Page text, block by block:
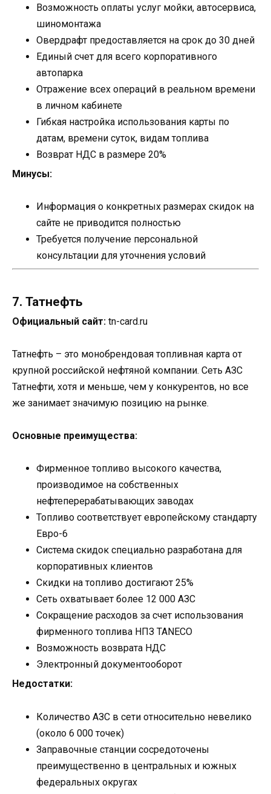
Возможность оплаты услуг мойки, автосервиса,
шиномонтажа
Овердрафт предоставляется на срок до 30 дней
Единый счет для всего корпоративного
автопарка
Отражение всех операций в реальном времени
в личном кабинете
Гибкая настройка использования карты по
датам, времени суток, видам топлива
Возврат НДС в размере 20%
Минусы:
Информация о конкретных размерах скидок на
сайте не приводится полностью
Требуется получение персональной
консультации для уточнения условий
7. Татнефть
Официальный сайт: tn-card.ru
Татнефть – это монобрендовая топливная карта от
крупной российской нефтяной компании. Сеть АЗС
Татнефти, хотя и меньше, чем у конкурентов, но все
же занимает значимую позицию на рынке.
Основные преимущества:
Фирменное топливо высокого качества,
производимое на собственных
нефтеперерабатывающих заводах
Топливо соответствует европейскому стандарту
Евро-6
Система скидок специально разработана для
корпоративных клиентов
Скидки на топливо достигают 25%
Сеть охватывает более 12 000 АЗС
Сокращение расходов за счет использования
фирменного топлива НПЗ TANECO
Возможность возврата НДС
Электронный документооборот
Недостатки:
Количество АЗС в сети относительно невелико
(около 6 000 точек)
Заправочные станции сосредоточены
преимущественно в центральных и южных
федеральных округах